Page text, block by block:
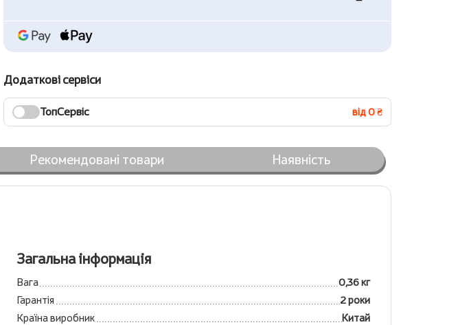
Додаткові сервіси
ТопСервіс від 0 ₴
Рекомендовані товари Наявність
Загальна інформація
Вага
0,36 кг
Гарантія
2 роки
Країна виробник
Китай